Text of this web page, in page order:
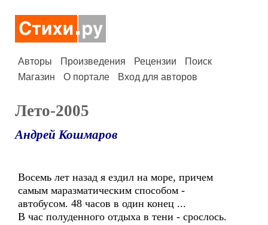
Авторы Произведения Рецензии
Поиск
Магазин
О портале Вход для авторов
Лето-2005
Андрей Кошмаров
Восемь лет назад я ездил на море, причем
самым маразматическим способом -
автобусом. 48 часов в один конец ...
В час полуденного отдыха в тени - срослось.